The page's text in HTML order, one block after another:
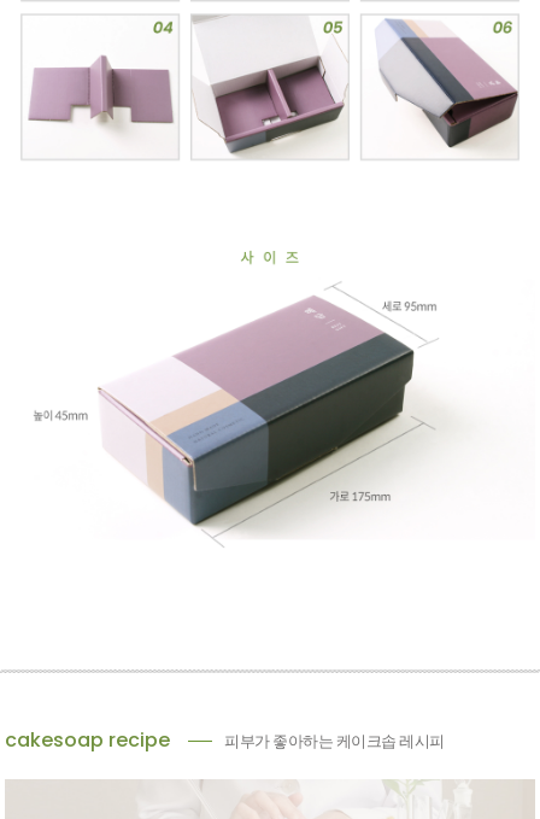
cakesoap recipe 피부가 좋아하는 케이크솝 레시피